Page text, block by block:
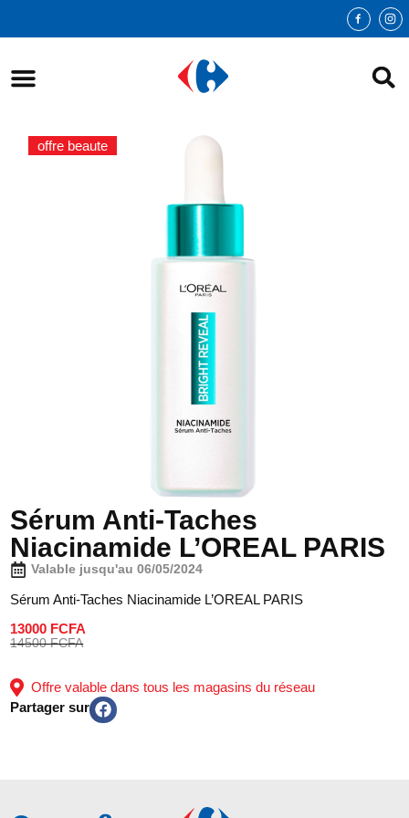
offre beaute
Sérum Anti-Taches
Niacinamide L’OREAL PARIS
Valable jusqu'au 06/05/2024
Sérum Anti-Taches Niacinamide L’OREAL PARIS
13000 FCFA
14500 FCFA
Offre valable dans tous les magasins du réseau
Partager sur